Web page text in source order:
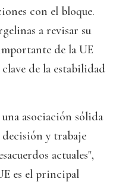
con el bloque.
a revisar su
de la UE
de la estabilidad
asociación sólida
y trabaje
actuales",
es el principal